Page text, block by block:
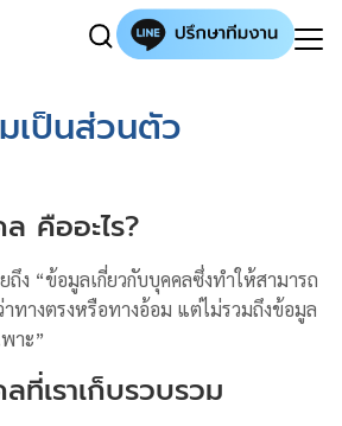
เป็นส่วนตัว
คืออะไร?
ง “ข้อมูลเกี่ยวกับบุคคลซึ่งทำให้สามารถ
ทางตรงหรือทางอ้อม แต่ไม่รวมถึงข้อมูล
าะ”
เราเก็บรวบรวม